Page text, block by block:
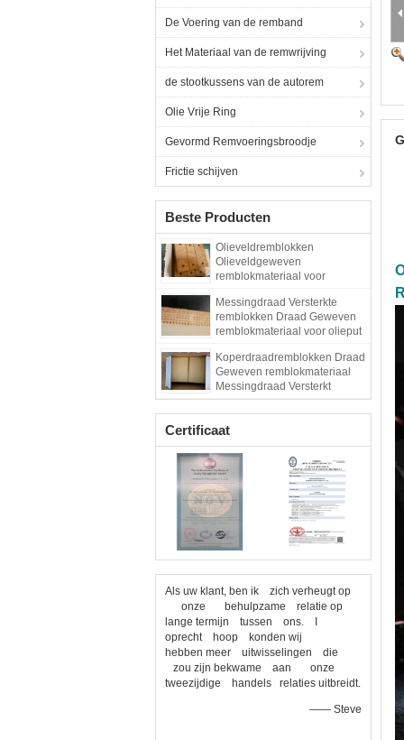
De Voering van de remband
Het Materiaal van de remwrijving
de stootkussens van de autorem
Olie Vrije Ring
Gevormd Remvoeringsbroodje
Frictie schijven
Beste Producten
Olieveldremblokken
Olieveldgeweven
remblokmateriaal voor
Messingdraad Versterkte
remblokken Draad Geweven
remblokmateriaal voor olieput
Koperdraadremblokken Draad
Geweven remblokmateriaal
Messingdraad Versterkt
Certificaat
Als uw klant, ben ik zich verheugt op
onze behulpzame relatie op
lange termijn tussen ons. I
oprecht hoop konden wij
hebben meer uitwisselingen die
zou zijn bekwame aan onze
tweezijdige handels relaties uitbreidt.
—— Steve